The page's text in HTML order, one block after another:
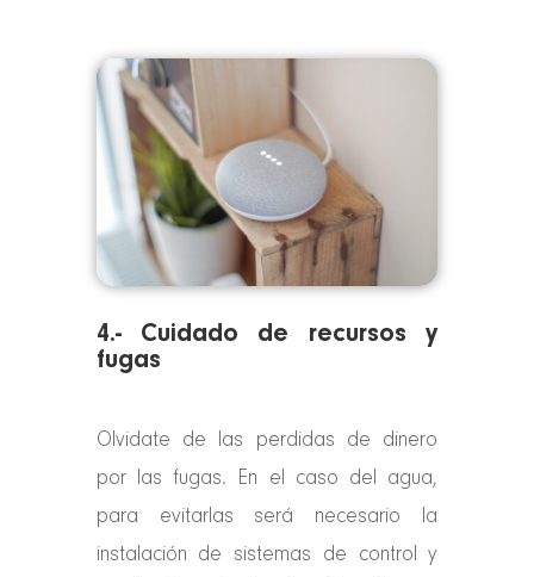
4.- Cuidado de recursos y
fugas
Olvidate de las perdidas de dinero
por las fugas. En el caso del agua,
para evitarlas será necesario la
instalación de sistemas de control y